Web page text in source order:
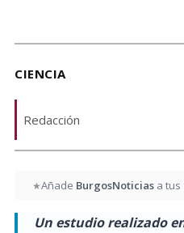
CIENCIA
Redacción
★Añade BurgosNoticiasa tus
Un estudio realizado